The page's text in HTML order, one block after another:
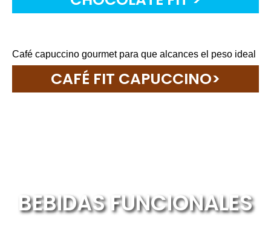
Café capuccino gourmet para que alcances el peso idealㅤㅤㅤㅤㅤㅤㅤㅤㅤㅤㅤㅤㅤ
CAFÉ FIT CAPUCCINO>
BEBIDAS FUNCIONALES